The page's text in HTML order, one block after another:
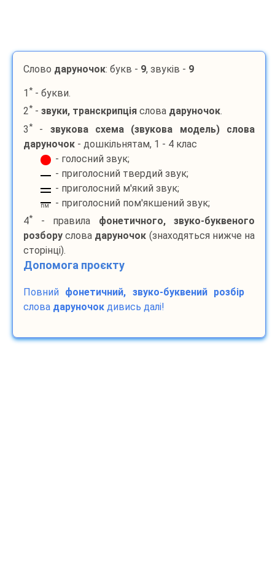
Слово даруночок: букв - 9, звуків - 9
1 * - букви.
2* - звуки, транскрипція слова даруночок.
3* - звукова схема (звукова модель) слова
даруночок - дошкільнятам, 1 - 4 клас
- голосний звук;
- приголосний твердий звук;
- приголосний м'який звук;
пм
- приголосний пом'якшений звук;
4* - правила фонетичного, звуко-буквеного
розбору слова даруночок (знаходяться нижче на
сторінці).
Допомога проєкту
Повний фонетичний, звуко-буквений розбір
слова даруночок дивись далі!